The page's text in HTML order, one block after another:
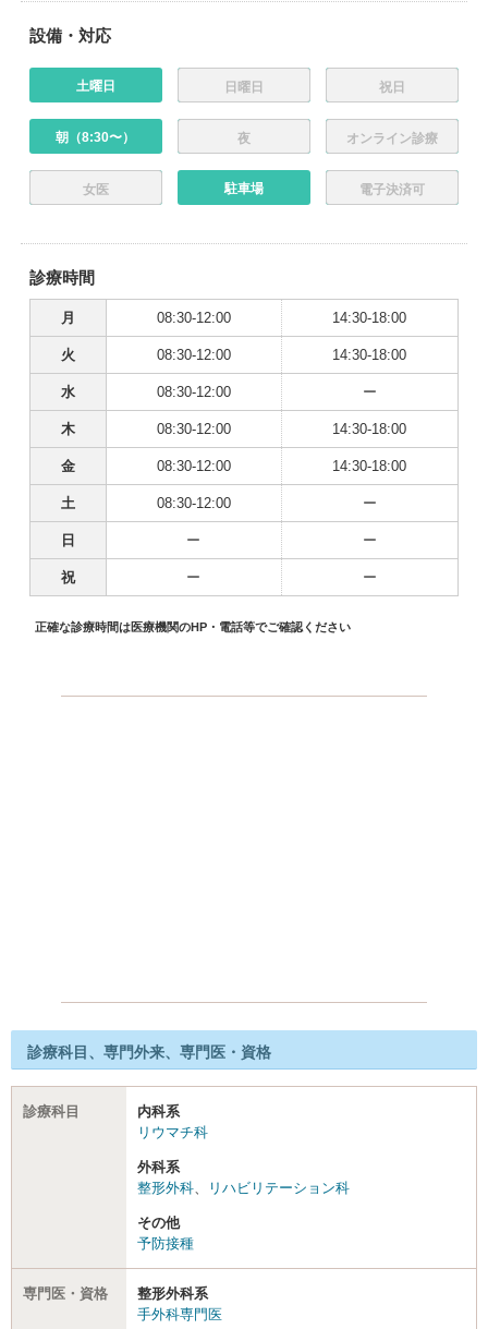
設備・対応
土曜日 日曜日 祝日
朝（8:30〜） 夜 オンライン診療
女医 駐車場 電子決済可
診療時間
月 08:30-12:00 14:30-18:00
火 08:30-12:00 14:30-18:00
水 08:30-12:00 ー
木 08:30-12:00 14:30-18:00
金 08:30-12:00 14:30-18:00
土 08:30-12:00 ー
日 ー ー
祝 ー ー
正確な診療時間は医療機関のHP・電話等でご確認ください
診療科目、専門外来、専門医・資格
診療科目
内科系
リウマチ科
外科系
整形外科、 リハビリテーション科
その他
予防接種
専門医・資格
整形外科系
手外科専門医